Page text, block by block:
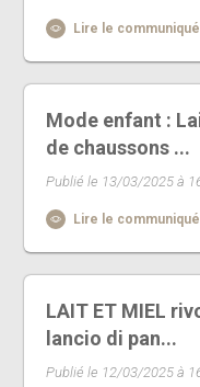
Lire le
Mode enfant :
de chaussons ...
Publié le 13/03/2025 à
Lire le
LAIT ET MIEL
lancio di pan...
Publié le 12/03/2025 à